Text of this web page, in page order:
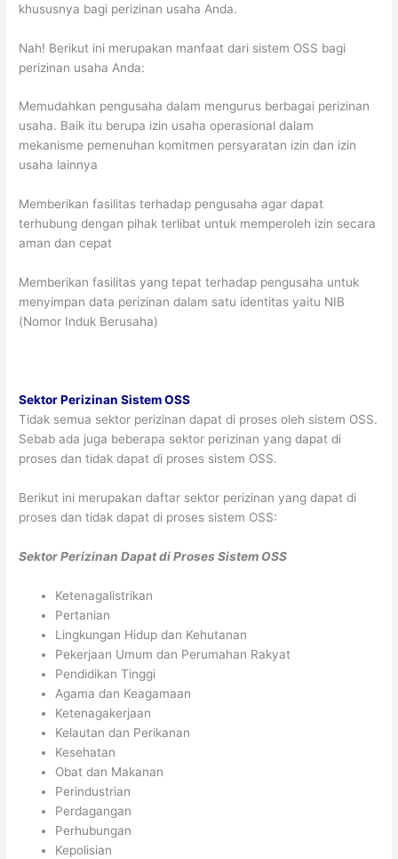
khususnya bagi perizinan usaha Anda.
Nah! Berikut ini merupakan manfaat dari sistem OSS bagi
perizinan usaha Anda:
Memudahkan pengusaha dalam mengurus berbagai perizinan
usaha. Baik itu berupa izin usaha operasional dalam
mekanisme pemenuhan komitmen persyaratan izin dan izin
usaha lainnya
Memberikan fasilitas terhadap pengusaha agar dapat
terhubung dengan pihak terlibat untuk memperoleh izin secara
aman dan cepat
Memberikan fasilitas yang tepat terhadap pengusaha untuk
menyimpan data perizinan dalam satu identitas yaitu NIB
(Nomor Induk Berusaha)
Sektor Perizinan Sistem OSS
Tidak semua sektor perizinan dapat di proses oleh sistem OSS.
Sebab ada juga beberapa sektor perizinan yang dapat di
proses dan tidak dapat di proses sistem OSS.
Berikut ini merupakan daftar sektor perizinan yang dapat di
proses dan tidak dapat di proses sistem OSS:
Sektor Perizinan Dapat di Proses Sistem OSS
Ketenagalistrikan
Pertanian
Lingkungan Hidup dan Kehutanan
Pekerjaan Umum dan Perumahan Rakyat
Pendidikan Tinggi
Agama dan Keagamaan
Ketenagakerjaan
Kelautan dan Perikanan
Kesehatan
Obat dan Makanan
Perindustrian
Perdagangan
Perhubungan
Kepolisian